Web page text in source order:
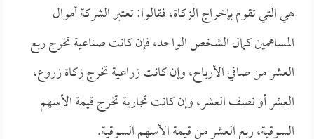
هي التي تقوم بإخراج الزكاة، فقالوا: تعتبر الشركة أموال
المساهمين كمال الشخص الواحد، فإن كانت صناعية تخرج ربع
العشر من صافي الأرباح، وإن كانت زراعية تخرج زكاة زروع،
العشر أو نصف العشر، وإن كانت تجارية تخرج قيمة الأسهم
السوقية، ربع العشر من قيمة الأسهم السوقية.